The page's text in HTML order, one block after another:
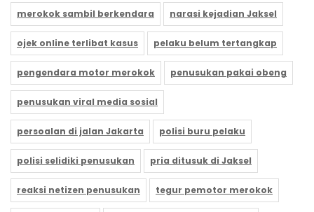
merokok sambil berkendara narasi kejadian Jaksel
ojek online terlibat kasus pelaku belum tertangkap
pengendara motor merokok penusukan pakai obeng
penusukan viral media sosial
persoalan di jalan Jakarta polisi buru pelaku
polisi selidiki penusukan pria ditusuk di Jaksel
reaksi netizen penusukan tegur pemotor merokok